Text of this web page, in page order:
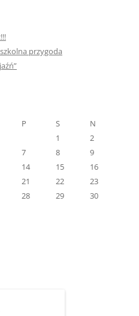
przygoda
P S
N
1
2
7 8
9
14 15
16
21 22
23
28 29
30